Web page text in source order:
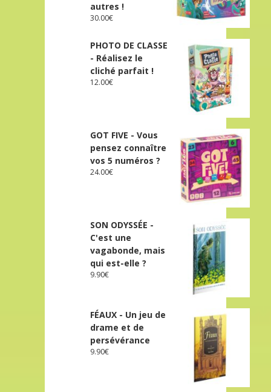
autres !
30.00€
PHOTO DE CLASSE
- Réalisez le
cliché parfait !
12.00€
GOT FIVE - Vous
pensez connaître
vos 5 numéros ?
24.00€
SON ODYSSÉE -
C'est une
vagabonde, mais
qui est-elle ?
9.90€
FÉAUX - Un jeu de
drame et de
persévérance
9.90€